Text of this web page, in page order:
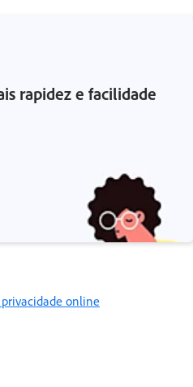
rapidez e facilidade
online